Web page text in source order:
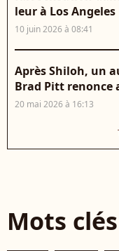
leur à Los Angeles
10 juin 2026 à 08:41
Après Shiloh, un
Brad Pitt renonce
20 mai 2026 à 16:13
Mots clés